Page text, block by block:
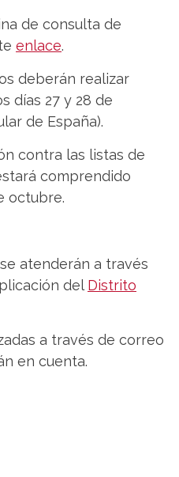
de consulta de
enlace.
deberán realizar
días 27 y 28 de
de España).
contra las listas de
comprendido
octubre.
atenderán a través
del Distrito
a través de correo
en cuenta.